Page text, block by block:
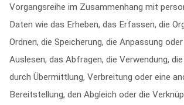
Vorgangsreihe im Zusammenhang mit
Daten wie das Erheben, das Erfassen, die
Ordnen, die Speicherung, die Anpassung
Auslesen, das Abfragen, die Verwendung,
durch Übermittlung, Verbreitung oder eine
Bereitstellung, den Abgleich oder die